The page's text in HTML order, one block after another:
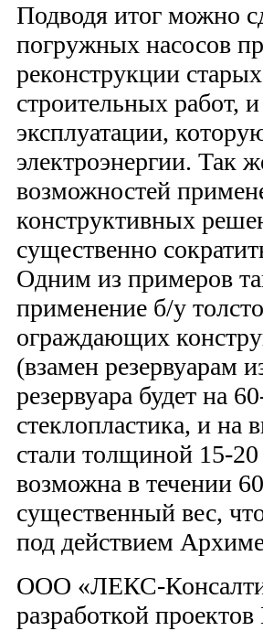
Подводя итог можно
погружных насосов
реконструкции
строительных работ,
эксплуатации,
электроэнергии. Так
возможностей
конструктивных
существенно
Одним из примеров
применение б/у
ограждающих
(взамен резервуарам
резервуара будет на
стеклопластика, и на
стали толщиной 15-
возможна в течении
существенный вес,
под действием
ООО «ЛЕКС-
разработкой